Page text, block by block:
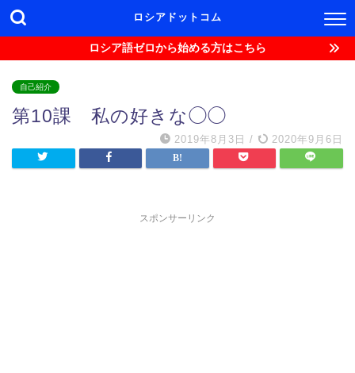
ロシアドットコム
ロシア語ゼロから始める方はこちら
自己紹介
第10課 私の好きな◯◯
2019年8月3日 / 2020年9月6日
スポンサーリンク